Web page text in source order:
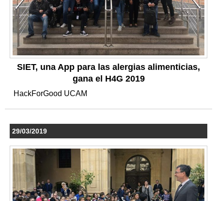
SIET, una App para las alergias alimenticias,
gana el H4G 2019
HackForGood UCAM
29/03/2019